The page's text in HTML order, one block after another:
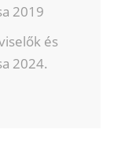
2019
és
2024.